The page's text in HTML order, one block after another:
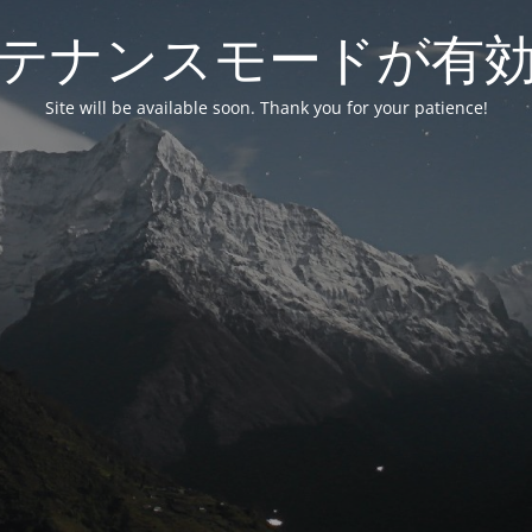
ナンスモードが有
Site will be available soon. Thank you for your patience!